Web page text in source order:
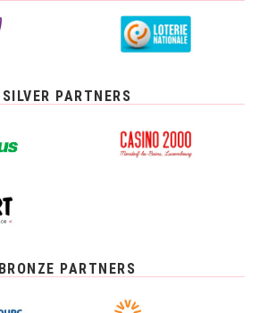
SILVER PARTNERS
BRONZE PARTNERS